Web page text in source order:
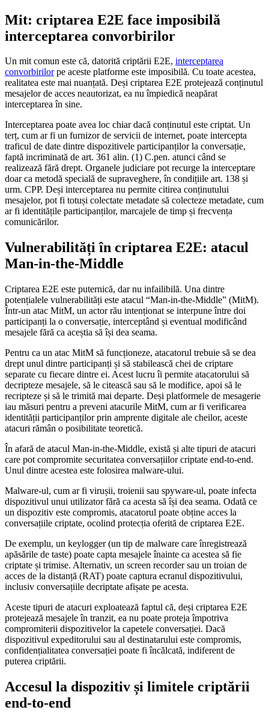
Mit: criptarea E2E face imposibilă
interceptarea convorbirilor
Un mit comun este că, datorită criptării E2E, interceptarea
convorbirilorpe aceste platforme este imposibilă. Cu toate acestea,
realitatea este mai nuanțată. Deși criptarea E2E protejează conținutul
mesajelor de acces neautorizat, ea nu împiedică neapărat
interceptarea în sine.
Interceptarea poate avea loc chiar dacă conținutul este criptat. Un
terț, cum ar fi un furnizor de servicii de internet, poate intercepta
traficul de date dintre dispozitivele participanților la conversație,
faptă incriminată de art. 361 alin. (1) C.pen. atunci când se
realizează fără drept. Organele judiciare pot recurge la interceptare
doar ca metodă specială de supraveghere, în condițiile art. 138 și
urm. CPP. Deși interceptarea nu permite citirea conținutului
mesajelor, pot fi totuși colectate metadate să colecteze metadate, cum
ar fi identitățile participanților, marcajele de timp și frecvența
comunicărilor.
Vulnerabilități în criptarea E2E: atacul
Man-in-the-Middle
Criptarea E2E este puternică, dar nu infailibilă. Una dintre
potențialele vulnerabilități este atacul “Man-in-the-Middle” (MitM).
Într-un atac MitM, un actor rău intenționat se interpune între doi
participanți la o conversație, interceptând și eventual modificând
mesajele fără ca aceștia să își dea seama.
Pentru ca un atac MitM să funcționeze, atacatorul trebuie să se dea
drept unul dintre participanți și să stabilească chei de criptare
separate cu fiecare dintre ei. Acest lucru îi permite atacatorului să
decripteze mesajele, să le citească sau să le modifice, apoi să le
recripteze și să le trimită mai departe. Deși platformele de mesagerie
iau măsuri pentru a preveni atacurile MitM, cum ar fi verificarea
identității participanților prin amprente digitale ale cheilor, aceste
atacuri rămân o posibilitate teoretică.
În afară de atacul Man-in-the-Middle, există și alte tipuri de atacuri
care pot compromite securitatea conversațiilor criptate end-to-end.
Unul dintre acestea este folosirea malware-ului.
Malware-ul, cum ar fi virușii, troienii sau spyware-ul, poate infecta
dispozitivul unui utilizator fără ca acesta să își dea seama. Odată ce
un dispozitiv este compromis, atacatorul poate obține acces la
conversațiile criptate, ocolind protecția oferită de criptarea E2E.
De exemplu, un keylogger (un tip de malware care înregistrează
apăsările de taste) poate capta mesajele înainte ca acestea să fie
criptate și trimise. Alternativ, un screen recorder sau un troian de
acces de la distanță (RAT) poate captura ecranul dispozitivului,
inclusiv conversațiile decriptate afișate pe acesta.
Aceste tipuri de atacuri exploatează faptul că, deși criptarea E2E
protejează mesajele în tranzit, ea nu poate proteja împotriva
compromiterii dispozitivelor la capetele conversației. Dacă
dispozitivul expeditorului sau al destinatarului este compromis,
confidențialitatea conversației poate fi încălcată, indiferent de
puterea criptării.
Accesul la dispozitiv și limitele criptării
end-to-end